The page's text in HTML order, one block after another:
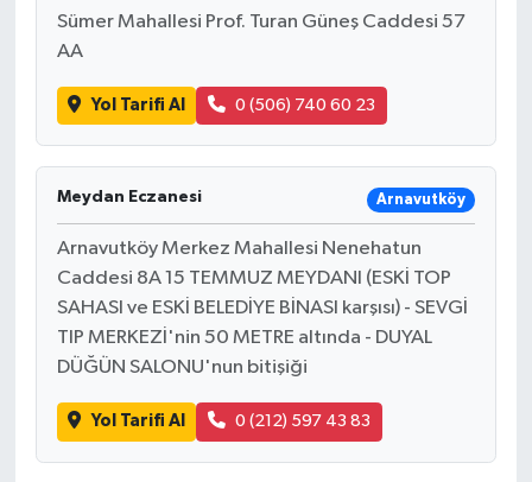
Sümer Mahallesi Prof. Turan Güneş Caddesi 57
AA
Yol Tarifi Al 0 (506) 740 60 23
Meydan Eczanesi Arnavutköy
Arnavutköy Merkez Mahallesi Nenehatun
Caddesi 8A 15 TEMMUZ MEYDANI (ESKİ TOP
SAHASI ve ESKİ BELEDİYE BİNASI karşısı) - SEVGİ
TIP MERKEZİ'nin 50 METRE altında - DUYAL
DÜĞÜN SALONU'nun bitişiği
Yol Tarifi Al 0 (212) 597 43 83